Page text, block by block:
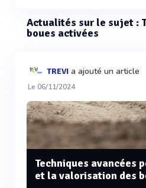
Actualités sur le sujet :
boues activées
TREVI a ajouté un article
Le 06/11/2024
Techniques avancées
et la valorisation des